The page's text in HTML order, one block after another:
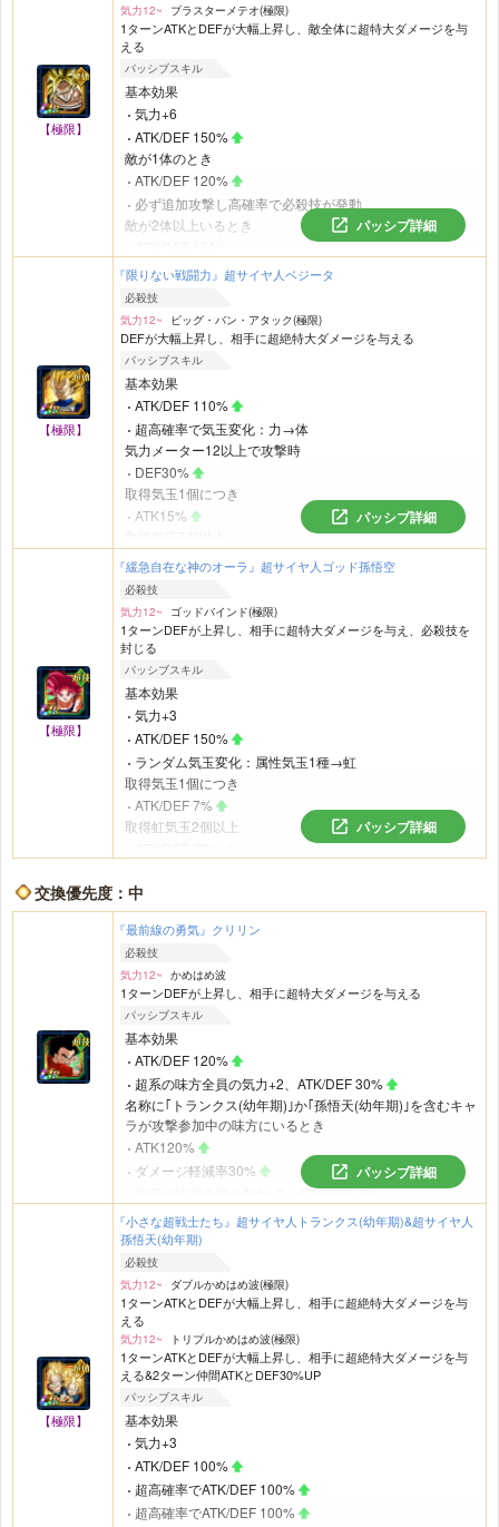
【極限】
気力12~
ブラスターメテオ(極限)
1ターンATKとDEFが大幅上昇し、敵全体に超特大ダメージを与
える
パッシブスキル
基本効果
気力+6
ATK/DEF 150%
敵が1体のとき
ATK/DEF 120%
必ず追加攻撃し高確率で必殺技が発動
敵が2体以上いるとき
必ず必殺技が追加発動
バトル開始から4ターン目以降
フルパワー状態に変身する
パッシブ詳細
【極限】
『限りない戦闘力』超サイヤ人ベジータ
必殺技
気力12~
ビッグ・バン・アタック(極限)
DEFが大幅上昇し、相手に超絶特大ダメージを与える
パッシブスキル
基本効果
ATK/DEF 110%
超高確率で気玉変化：力→体
気力メーター12以上で攻撃時
DEF30%
取得気玉1個につき
ATK15%
必ず必殺技が追加発動
バトル開始から3ターン目以降
変身する
パッシブ詳細
【極限】
『緩急自在な神のオーラ』超サイヤ人ゴッド孫悟空
必殺技
気力12~
ゴッドバインド(極限)
1ターンDEFが上昇し、相手に超特大ダメージを与え、必殺技を
封じる
パッシブスキル
基本効果
気力+3
ATK/DEF 150%
ランダム気玉変化：属性気玉1種→虹
取得気玉1個につき
ATK/DEF 7%
取得虹気玉2個以上
とき
ダメージ軽減率77%
パッシブ詳細
交換優先度：中
『最前線の勇気』クリリン
必殺技
気力12~ かめはめ波
1ターンDEFが上昇し、相手に超特大ダメージを与える
パッシブスキル
基本効果
ATK/DEF 120%
超系の味方全員の気力+2、ATK/DEF 30%
名称に｢トランクス(幼年期)｣か｢孫悟天(幼年期)｣を含むキャ
ラが攻撃参加中の味方にいるとき
ATK120%
ダメージ軽減率30%
超系の味方全員の気力+2、ATK/DEF 30%
｢劇場版BOSS｣カテゴリの敵がいるとき
ダメージ軽減率10%
超系の味方全員の会心率10%
パッシブ詳細
【極限】
『小さな超戦士たち』超サイヤ人トランクス(幼年期)&超サイヤ人
孫悟天(幼年期)
必殺技
気力12~
ダブルかめはめ波(極限)
1ターンATKとDEFが大幅上昇し、相手に超絶特大ダメージを与
える
気力12~ トリプルかめはめ波(極限)
1ターンATKとDEFが大幅上昇し、相手に超絶特大ダメージを与
える&2ターン仲間ATKとDEF30%UP
パッシブスキル
基本効果
気力+3
ATK/DEF 100%
超高確率でATK/DEF 100%
超高確率でATK/DEF 100%